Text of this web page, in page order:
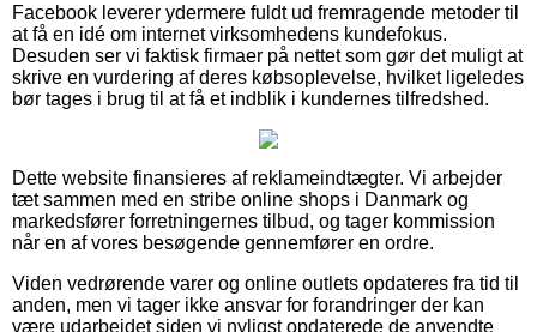
Facebook leverer ydermere fuldt ud fremragende metoder til
at få en idé om internet virksomhedens kundefokus.
Desuden ser vi faktisk firmaer på nettet som gør det muligt at
skrive en vurdering af deres købsoplevelse, hvilket ligeledes
bør tages i brug til at få et indblik i kundernes tilfredshed.
Dette website finansieres af reklameindtægter. Vi arbejder
tæt sammen med en stribe online shops i Danmark og
markedsfører forretningernes tilbud, og tager kommission
når en af vores besøgende gennemfører en ordre.
Viden vedrørende varer og online outlets opdateres fra tid til
anden, men vi tager ikke ansvar for forandringer der kan
være udarbejdet siden vi nyligst opdaterede de anvendte